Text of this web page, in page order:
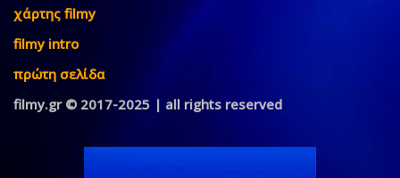
χάρτης filmy
filmy intro
πρώτη σελίδα
filmy.gr © 2017-2025 | all rights reserved